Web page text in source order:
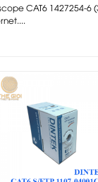
CAT6 1427254-6